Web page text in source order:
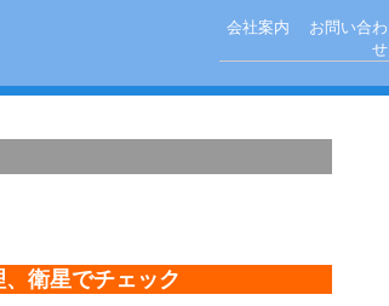
会社案内
お問い合わ
せ
衛星でチェック